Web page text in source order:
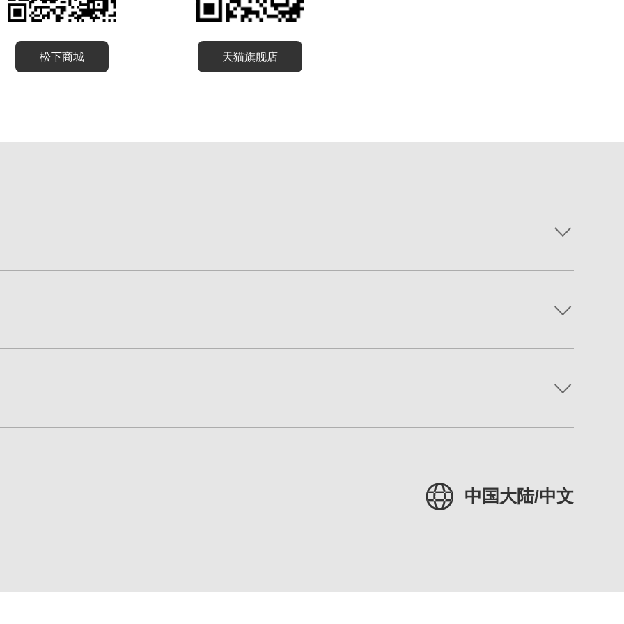
松下商城 天猫旗舰店
中国大陆/中文